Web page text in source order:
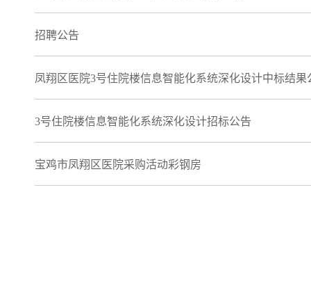
招聘公告
凤翔区医院3号住院楼信息智能化系统深化设计中标结果
3号住院楼信息智能化系统深化设计招标公告
宝鸡市凤翔区医院采购活动彩钢房